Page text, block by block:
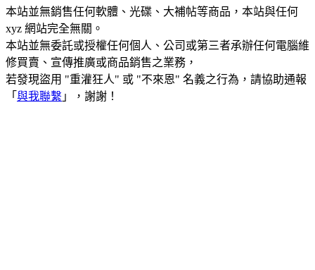
本站並無銷售任何軟體、光碟、大補帖等商品，本站與任何
xyz 網站完全無關。
本站並無委託或授權任何個人、公司或第三者承辦任何電腦維
修買賣、宣傳推廣或商品銷售之業務，
若發現盜用 "重灌狂人" 或 "不來恩" 名義之行為，請協助通報
「 與我聯繫 」，謝謝！